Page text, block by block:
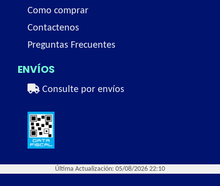
Como comprar
Contactenos
Preguntas Frecuentes
ENVÍOS
Consulte por envíos
Última Actualización: 05/08/2026 22:10